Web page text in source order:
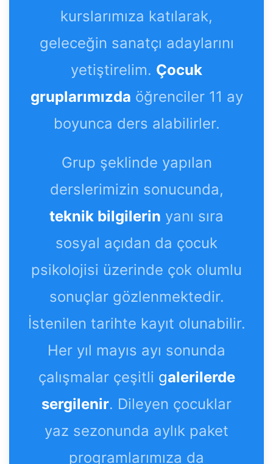
kurslarımıza katılarak,
geleceğin sanatçı adaylarını
yetiştirelim. Çocuk
gruplarımızda öğrenciler 11 ay
boyunca ders alabilirler.
Grup şeklinde yapılan
derslerimizin sonucunda,
teknik bilgilerin yanı sıra
sosyal açıdan da çocuk
psikolojisi üzerinde çok olumlu
sonuçlar gözlenmektedir.
İstenilen tarihte kayıt olunabilir.
Her yıl mayıs ayı sonunda
çalışmalar çeşitli galerilerde
sergilenir. Dileyen çocuklar
yaz sezonunda aylık paket
programlarımıza da